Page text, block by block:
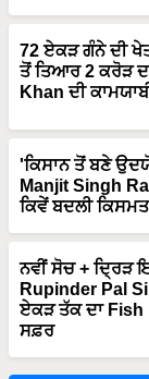
72 ਏਕੜ ਗੰਨੇ ਦੀ
ਤੋਂ ਤਿਆਰ 2 ਕਰੋੜ
Khan ਦੀ
'ਕਿਸਾਨ ਤੋਂ ਬਣੇ
Manjit Singh
ਕਿਵੇਂ ਬਦਲੀ ਕਿਸਮਤ
ਨਵੀਂ ਸੋਚ + ਦ੍ਰਿੜ
Rupinder Pal
ਏਕੜ ਤੱਕ ਦਾ Fish
ਸਫ਼ਰ